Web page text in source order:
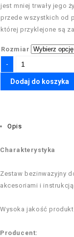
jest mniej trwały jego
przede wszystkich od
której przyklejone są
Rozmiar
Dodaj do koszyka
Opis
Charakterystyka
Zestaw bezinwazyjny
akcesoriami i
Wysoka jakość
Producent: